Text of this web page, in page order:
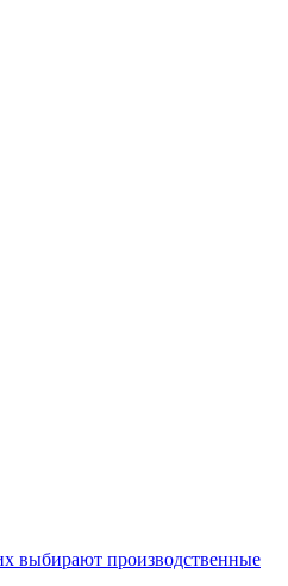
выбирают производственные